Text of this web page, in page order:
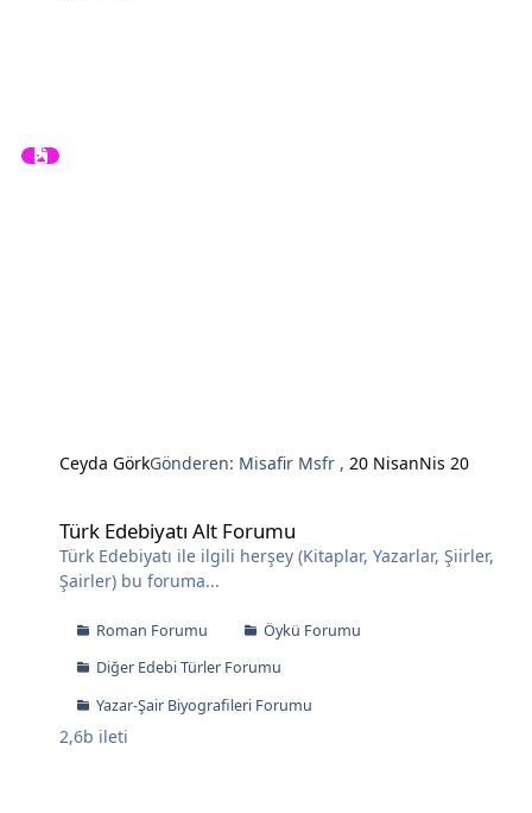
Ceyda GörkGönderen: Misafir Msfr ,20 NisanNis 20
Türk Edebiyatı Alt Forumu
Türk Edebiyatı ile ilgili herşey (Kitaplar, Yazarlar, Şiirler,
Şairler) bu foruma...
Roman Forumu
Öykü Forumu
Diğer Edebi Türler Forumu
Yazar-Şair Biyografileri Forumu
2,6b ileti